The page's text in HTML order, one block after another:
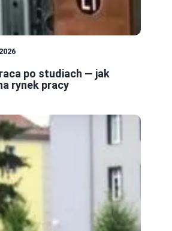
po studiach — jak
rynek pracy